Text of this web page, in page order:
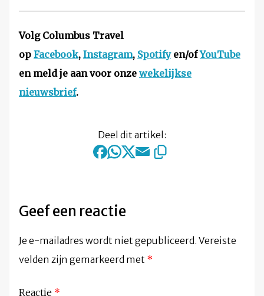
Volg Columbus Travel
op Facebook, Instagram, Spotifyen/ofYouTube
en meld je aan voor onze wekelijkse
nieuwsbrief.
Deel dit artikel:
Geef een reactie
Je e-mailadres wordt niet gepubliceerd. Vereiste
velden zijn gemarkeerd met *
Reactie *